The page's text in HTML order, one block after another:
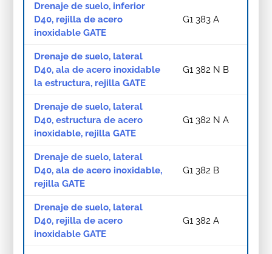
Drenaje de suelo, inferior
D40, rejilla de acero
inoxidable GATE
G1 383 A
Drenaje de suelo, lateral
D40, ala de acero inoxidable
la estructura, rejilla GATE
G1 382 N B
Drenaje de suelo, lateral
D40, estructura de acero
inoxidable, rejilla GATE
G1 382 N A
Drenaje de suelo, lateral
D40, ala de acero inoxidable,
rejilla GATE
G1 382 B
Drenaje de suelo, lateral
D40, rejilla de acero
inoxidable GATE
G1 382 A